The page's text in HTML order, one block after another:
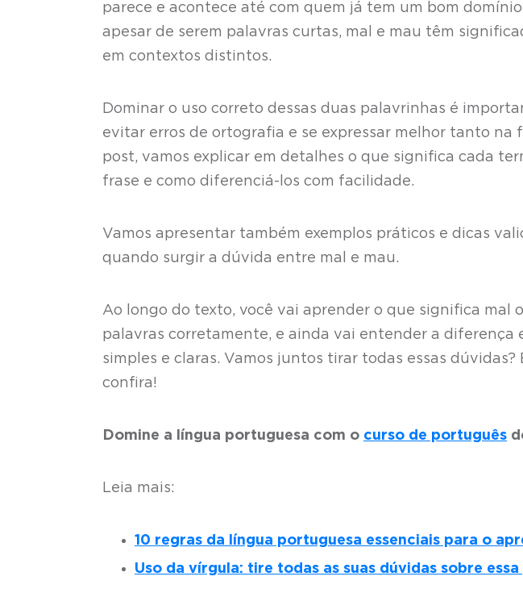
parece e acontece até com quem já tem um bom
apesar de serem palavras curtas, mal e mau têm
em contextos distintos.
Dominar o uso correto dessas duas palavrinhas é
evitar erros de ortografia e se expressar melhor tanto na
post, vamos explicar em detalhes o que significa cada
frase e como diferenciá-los com facilidade.
Vamos apresentar também exemplos práticos e dicas
quando surgir a dúvida entre mal e mau.
Ao longo do texto, você vai aprender o que significa mal
palavras corretamente, e ainda vai entender a diferença
simples e claras. Vamos juntos tirar todas essas
confira!
Domine a língua portuguesa com o curso de português
Leia mais:
10 regras da língua portuguesa essenciais para o
Uso da vírgula: tire todas as suas dúvidas sobre